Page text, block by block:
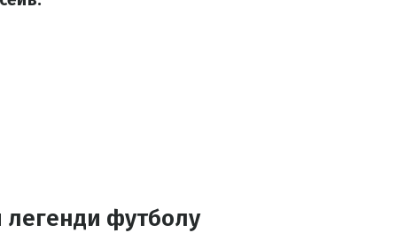
легенди футболу